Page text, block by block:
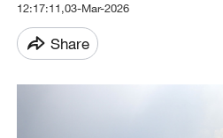
12:17:11,03-Mar-2026
Share